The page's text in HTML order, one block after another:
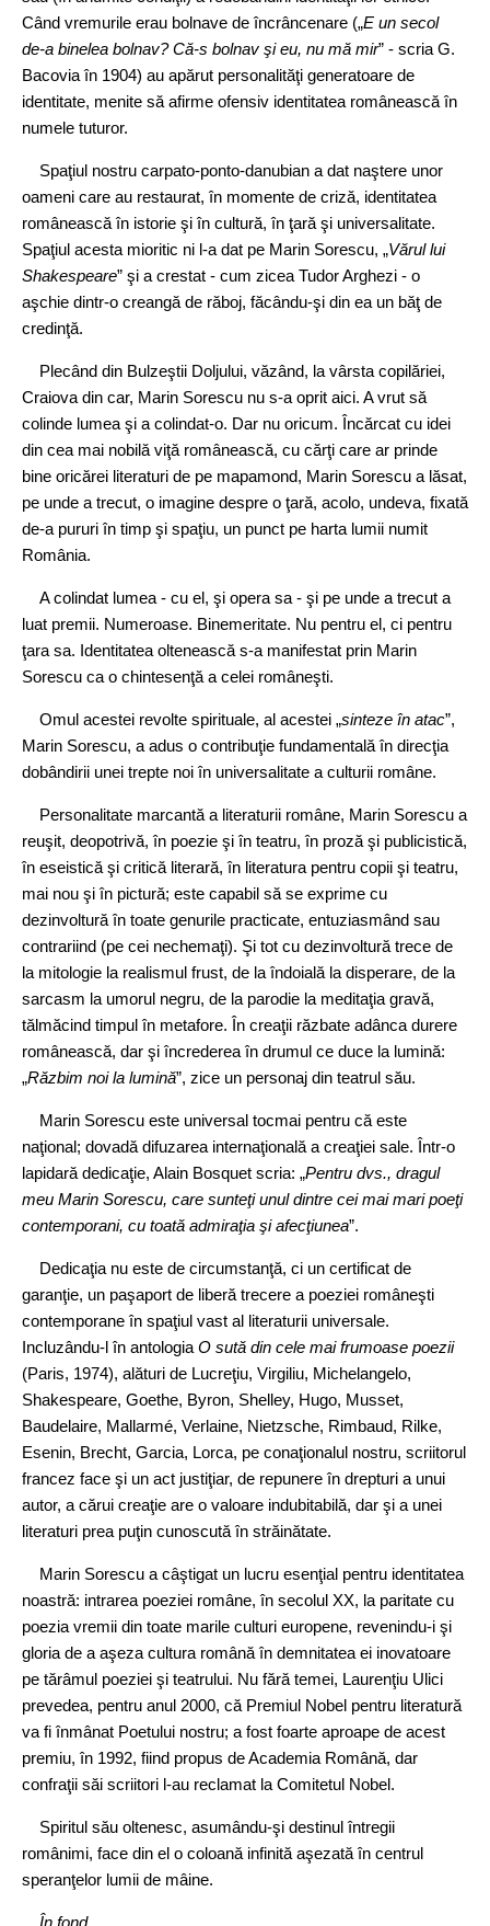
Când vremurile erau bolnave de încrâncenare („E un secol
de‑a binelea bolnav? Că‑s bolnav şi eu, nu mă mir” - scria G.
Bacovia în 1904) au apărut personalităţi generatoare de
identitate, menite să afirme ofensiv identitatea românească în
numele tuturor.
Spaţiul nostru carpato‑ponto‑danubian a dat naştere unor
oameni care au restaurat, în momente de criză, identitatea
românească în istorie şi în cultură, în ţară şi universalitate.
Spaţiul acesta mioritic ni l‑a dat pe Marin Sorescu, „Vărul lui
Shakespeare” şi a crestat - cum zicea Tudor Arghezi - o
aşchie dintr‑o creangă de răboj, făcându‑şi din ea un băţ de
credinţă.
Plecând din Bulzeştii Doljului, văzând, la vârsta copilăriei,
Craiova din car, Marin Sorescu nu s‑a oprit aici. A vrut să
colinde lumea şi a colindat‑o. Dar nu oricum. Încărcat cu idei
din cea mai nobilă viţă românească, cu cărţi care ar prinde
bine oricărei literaturi de pe mapamond, Marin Sorescu a lăsat,
pe unde a trecut, o imagine despre o ţară, acolo, undeva, fixată
de‑a pururi în timp şi spaţiu, un punct pe harta lumii numit
România.
A colindat lumea - cu el, şi opera sa - şi pe unde a trecut a
luat premii. Numeroase. Binemeritate. Nu pentru el, ci pentru
ţara sa. Identitatea oltenească s‑a manifestat prin Marin
Sorescu ca o chintesenţă a celei româneşti.
Omul acestei revolte spirituale, al acestei „sinteze în atac”,
Marin Sorescu, a adus o contribuţie fundamentală în direcţia
dobândirii unei trepte noi în universalitate a culturii române.
Personalitate marcantă a literaturii române, Marin Sorescu a
reuşit, deopotrivă, în poezie şi în teatru, în proză şi publicistică,
în eseistică şi critică literară, în literatura pentru copii şi teatru,
mai nou şi în pictură; este capabil să se exprime cu
dezinvoltură în toate genurile practicate, entuziasmând sau
contrariind (pe cei nechemaţi). Şi tot cu dezinvoltură trece de
la mitologie la realismul frust, de la îndoială la disperare, de la
sarcasm la umorul negru, de la parodie la meditaţia gravă,
tălmăcind timpul în metafore. În creaţii răzbate adânca durere
românească, dar şi încrederea în drumul ce duce la lumină:
„Răzbim noi la lumină”, zice un personaj din teatrul său.
Marin Sorescu este universal tocmai pentru că este
naţional; dovadă difuzarea internaţională a creaţiei sale. Într‑o
lapidară dedicaţie, Alain Bosquet scria: „Pentru dvs., dragul
meu Marin Sorescu, care sunteţi unul dintre cei mai mari poeţi
contemporani, cu toată admiraţia şi afecţiunea”.
Dedicaţia nu este de circumstanţă, ci un certificat de
garanţie, un paşaport de liberă trecere a poeziei româneşti
contemporane în spaţiul vast al literaturii universale.
Incluzându‑l în antologia O sută din cele mai frumoase poezii
(Paris, 1974), alături de Lucreţiu, Virgiliu, Michelangelo,
Shakespeare, Goethe, Byron, Shelley, Hugo, Musset,
Baudelaire, Mallarmé, Verlaine, Nietzsche, Rimbaud, Rilke,
Esenin, Brecht, Garcia, Lorca, pe conaţionalul nostru, scriitorul
francez face şi un act justiţiar, de repunere în drepturi a unui
autor, a cărui creaţie are o valoare indubitabilă, dar şi a unei
literaturi prea puţin cunoscută în străinătate.
Marin Sorescu a câştigat un lucru esenţial pentru identitatea
noastră: intrarea poeziei române, în secolul XX, la paritate cu
poezia vremii din toate marile culturi europene, revenindu‑i şi
gloria de a aşeza cultura română în demnitatea ei inovatoare
pe tărâmul poeziei şi teatrului. Nu fără temei, Laurenţiu Ulici
prevedea, pentru anul 2000, că Premiul Nobel pentru literatură
va fi înmânat Poetului nostru; a fost foarte aproape de acest
premiu, în 1992, fiind propus de Academia Română, dar
confraţii săi scriitori l‑au reclamat la Comitetul Nobel.
Spiritul său oltenesc, asumându‑şi destinul întregii
românimi, face din el o coloană infinită aşezată în centrul
speranţelor lumii de mâine.
În fond,